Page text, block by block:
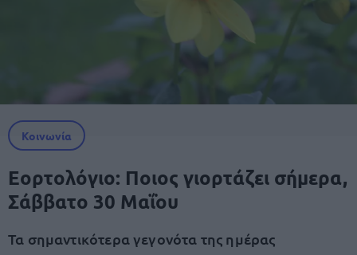
Κοινωνία
Εορτολόγιο: Ποιος γιορτάζει σήμερα,
Σάββατο 30 Μαΐου
Τα σημαντικότερα γεγονότα της ημέρας